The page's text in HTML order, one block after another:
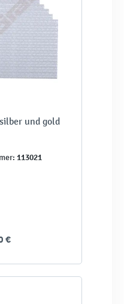
und gold
113021
€